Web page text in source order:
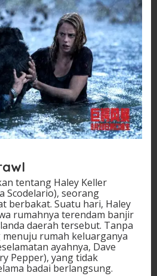
tentang Haley Keller
Scodelario), seorang
berbakat. Suatu hari, Haley
rumahnya terendam banjir
daerah tersebut. Tanpa
rumah keluarganya
ayahnya, Dave
Pepper), yang tidak
badai berlangsung.